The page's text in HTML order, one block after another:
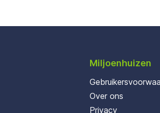
Miljoenhuizen
Over ons
Privacy